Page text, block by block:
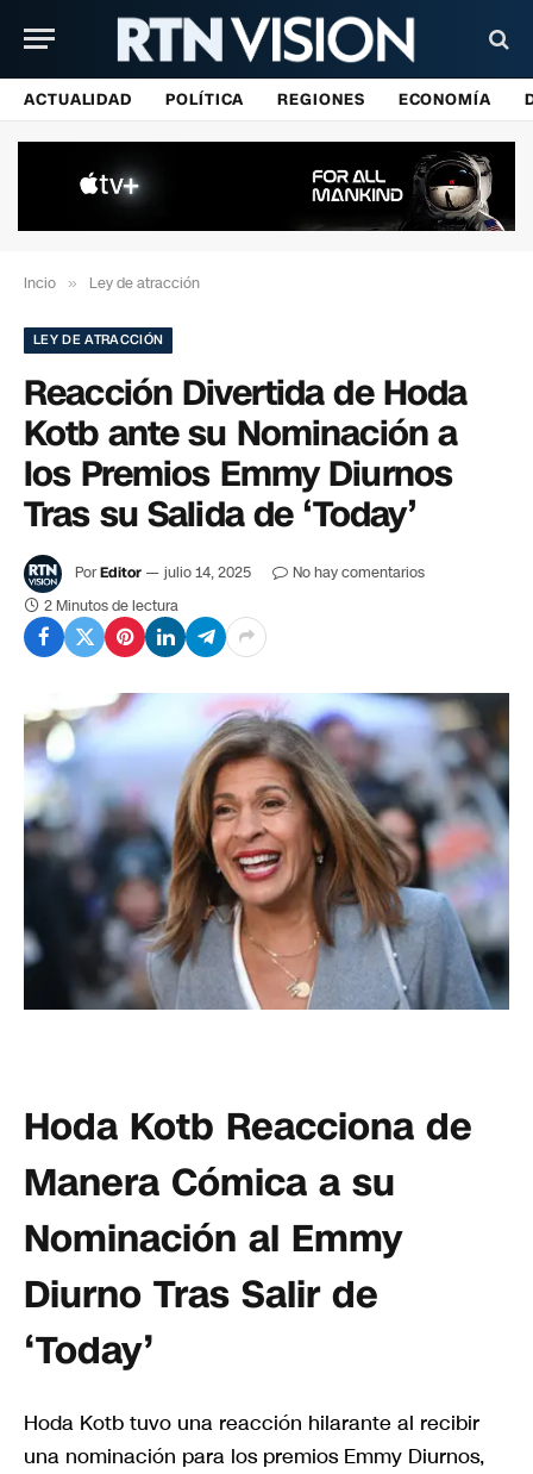
ACTUALIDAD POLÍTICA REGIONES ECONOMÍA
Incio » Ley de atracción
LEY DE ATRACCIÓN
Reacción Divertida de Hoda
Kotb ante su Nominación a
los Premios Emmy Diurnos
Tras su Salida de ‘Today’
PorEditor julio 14, 2025
No hay comentarios
2 Minutos de lectura
Hoda Kotb Reacciona de
Manera Cómica a su
Nominación al Emmy
Diurno Tras Salir de
‘Today’
Hoda Kotb tuvo una reacción hilarante al recibir
una nominación para los premios Emmy Diurnos,